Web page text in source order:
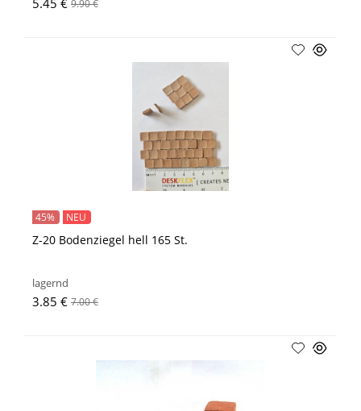
5.45 € 9.90 €
Z-20 Bodenziegel hell 165 St.
45% NEU
lagernd
3.85 € 7.00 €